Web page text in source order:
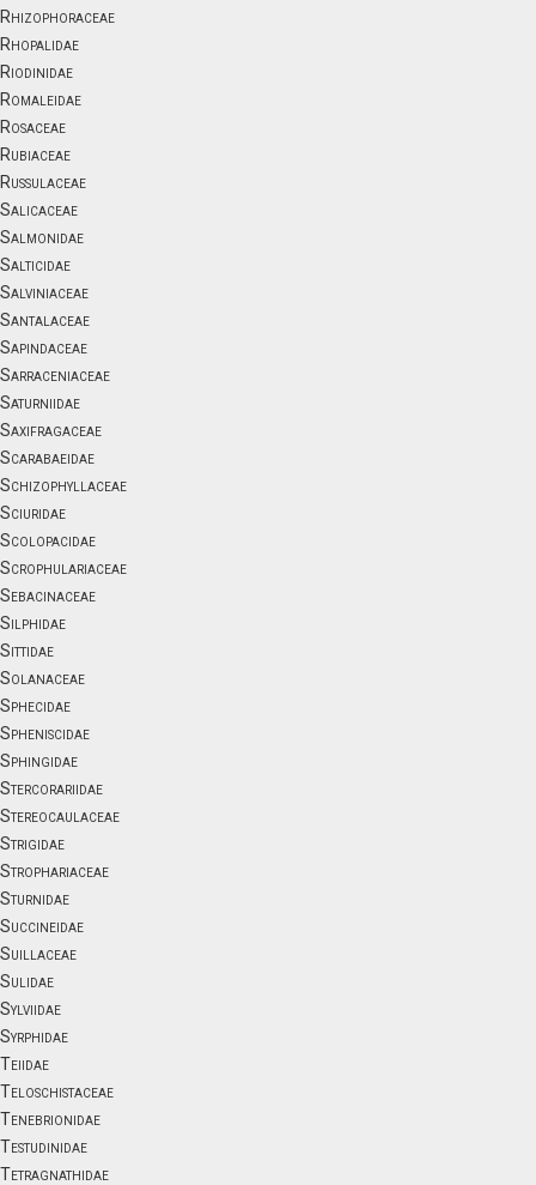
Rhizophoraceae
Rhopalidae
Riodinidae
Romaleidae
Rosaceae
Rubiaceae
Russulaceae
Salicaceae
Salmonidae
Salticidae
Salviniaceae
Santalaceae
Sapindaceae
Sarraceniaceae
Saturniidae
Saxifragaceae
Scarabaeidae
Schizophyllaceae
Sciuridae
Scolopacidae
Scrophulariaceae
Sebacinaceae
Silphidae
Sittidae
Solanaceae
Sphecidae
Spheniscidae
Sphingidae
Stercorariidae
Stereocaulaceae
Strigidae
Strophariaceae
Sturnidae
Succineidae
Suillaceae
Sulidae
Sylviidae
Syrphidae
Teiidae
Teloschistaceae
Tenebrionidae
Testudinidae
Tetragnathidae